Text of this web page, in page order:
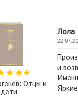
Александр
Гранатовый